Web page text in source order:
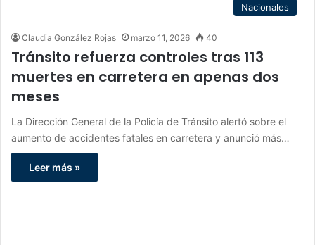
Nacionales
Claudia González Rojas marzo 11, 2026 40
Tránsito refuerza controles tras 113
muertes en carretera en apenas dos
meses
La Dirección General de la Policía de Tránsito alertó sobre el
aumento de accidentes fatales en carretera y anunció más…
Leer más »